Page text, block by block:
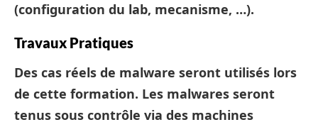
(configuration du lab, mecanisme, …).
Travaux Pratiques
Des cas réels de malware seront utilisés lors
de cette formation. Les malwares seront
tenus sous contrôle via des machines